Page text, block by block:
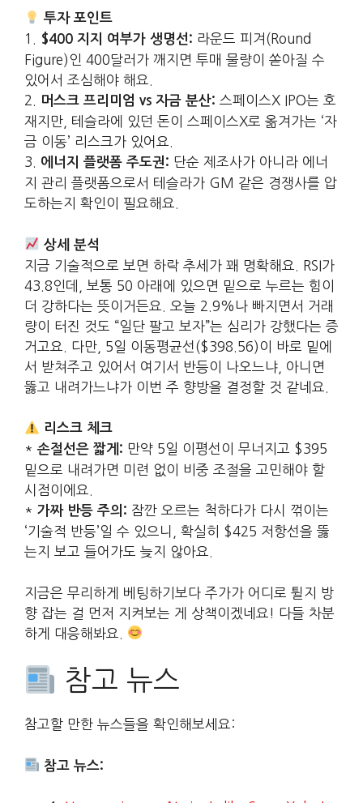
투자 포인트
1.
$400 지지 여부가 생명선: 라운드 피겨(Round
Figure)인 400달러가 깨지면 투매 물량이 쏟아질 수
있어서 조심해야 해요.
2.
머스크 프리미엄 vs 자금 분산: 스페이스X IPO는 호
재지만, 테슬라에 있던 돈이 스페이스X로 옮겨가는 ‘자
금 이동’ 리스크가 있어요.
3. 에너지 플랫폼 주도권: 단순 제조사가 아니라 에너
지 관리 플랫폼으로서 테슬라가 GM 같은 경쟁사를 압
도하는지 확인이 필요해요.
상세 분석
지금 기술적으로 보면 하락 추세가 꽤 명확해요. RSI가
43.8인데, 보통 50 아래에 있으면 밑으로 누르는 힘이
더 강하다는 뜻이거든요. 오늘 2.9%나 빠지면서 거래
량이 터진 것도 “일단 팔고 보자”는 심리가 강했다는 증
거고요. 다만, 5일 이동평균선($398.56)이 바로 밑에
서 받쳐주고 있어서 여기서 반등이 나오느냐, 아니면
뚫고 내려가느냐가 이번 주 향방을 결정할 것 같네요.
리스크 체크
* 손절선은 짧게: 만약 5일 이평선이 무너지고 $395
밑으로 내려가면 미련 없이 비중 조절을 고민해야 할
시점이에요.
* 가짜 반등 주의: 잠깐 오르는 척하다가 다시 꺾이는
‘기술적 반등’일 수 있으니, 확실히 $425 저항선을 뚫
는지 보고 들어가도 늦지 않아요.
지금은 무리하게 베팅하기보다 주가가 어디로 튈지 방
향 잡는 걸 먼저 지켜보는 게 상책이겠네요! 다들 차분
하게 대응해봐요.
참고 뉴스
참고할 만한 뉴스들을 확인해보세요:
참고 뉴스: